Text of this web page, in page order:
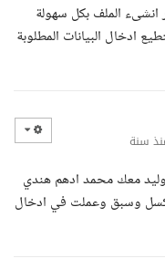
الملف بكل سهولة
ادخال البيانات المطلوبة
سنة
وليد معك محمد ادهم هندي
وسبق وعملت في ادخال